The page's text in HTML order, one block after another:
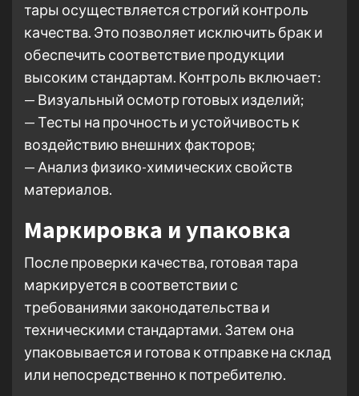
тары осуществляется строгий контроль
качества. Это позволяет исключить брак и
обеспечить соответствие продукции
высоким стандартам. Контроль включает:
— Визуальный осмотр готовых изделий;
— Тесты на прочность и устойчивость к
воздействию внешних факторов;
— Анализ физико-химических свойств
материалов.
Маркировка и упаковка
После проверки качества, готовая тара
маркируется в соответствии с
требованиями законодательства и
техническими стандартами. Затем она
упаковывается и готова к отправке на склад
или непосредственно к потребителю.